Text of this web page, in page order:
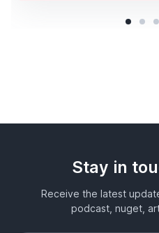
Stay in
Receive the latest
podcast, nuget,